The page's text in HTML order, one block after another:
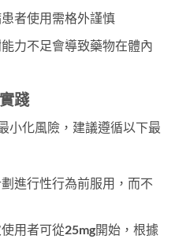
者使用需格外謹慎
力不足會導致藥物在體內
踐
小化風險，建議遵循以下最
劃進行性行為前服用，而不
用者可從25mg開始，根據